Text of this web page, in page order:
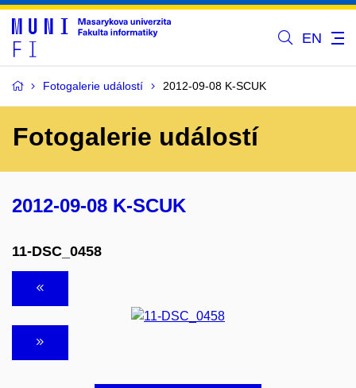
EN
Fotogalerie událostí 2012-09-08 K-SCUK
Fotogalerie událostí
2012-09-08 K-SCUK
11-DSC_0458